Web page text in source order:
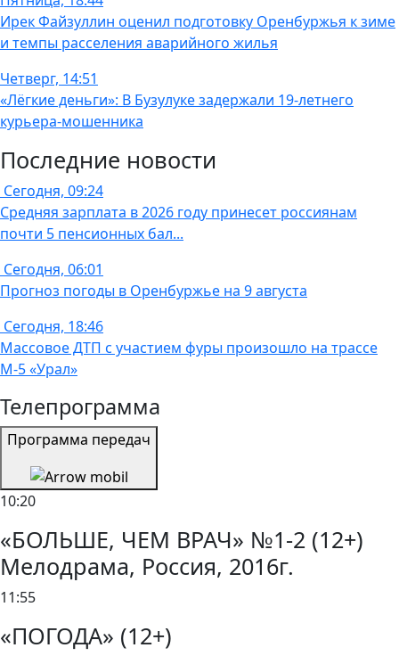
Ирек Файзуллин оценил подготовку Оренбуржья к зиме
и темпы расселения аварийного жилья
Четверг, 14:51
«Лёгкие деньги»: В Бузулуке задержали 19-летнего
курьера-мошенника
Последние новости
Сегодня, 09:24
Средняя зарплата в 2026 году принесет россиянам
почти 5 пенсионных бал...
Сегодня, 06:01
Прогноз погоды в Оренбуржье на 9 августа
Сегодня, 18:46
Массовое ДТП с участием фуры произошло на трассе
М-5 «Урал»
Телепрограмма
Программа передач
10:20
«БОЛЬШЕ, ЧЕМ ВРАЧ» №1-2 (12+)
Мелодрама, Россия, 2016г.
11:55
«ПОГОДА» (12+)